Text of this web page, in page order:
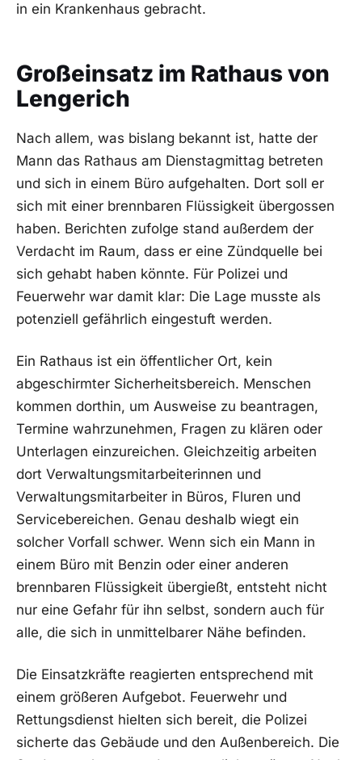
in ein Krankenhaus gebracht.
Großeinsatz im Rathaus von
Lengerich
Nach allem, was bislang bekannt ist, hatte der
Mann das Rathaus am Dienstagmittag betreten
und sich in einem Büro aufgehalten. Dort soll er
sich mit einer brennbaren Flüssigkeit übergossen
haben. Berichten zufolge stand außerdem der
Verdacht im Raum, dass er eine Zündquelle bei
sich gehabt haben könnte. Für Polizei und
Feuerwehr war damit klar: Die Lage musste als
potenziell gefährlich eingestuft werden.
Ein Rathaus ist ein öffentlicher Ort, kein
abgeschirmter Sicherheitsbereich. Menschen
kommen dorthin, um Ausweise zu beantragen,
Termine wahrzunehmen, Fragen zu klären oder
Unterlagen einzureichen. Gleichzeitig arbeiten
dort Verwaltungsmitarbeiterinnen und
Verwaltungsmitarbeiter in Büros, Fluren und
Servicebereichen. Genau deshalb wiegt ein
solcher Vorfall schwer. Wenn sich ein Mann in
einem Büro mit Benzin oder einer anderen
brennbaren Flüssigkeit übergießt, entsteht nicht
nur eine Gefahr für ihn selbst, sondern auch für
alle, die sich in unmittelbarer Nähe befinden.
Die Einsatzkräfte reagierten entsprechend mit
einem größeren Aufgebot. Feuerwehr und
Rettungsdienst hielten sich bereit, die Polizei
sicherte das Gebäude und den Außenbereich. Die